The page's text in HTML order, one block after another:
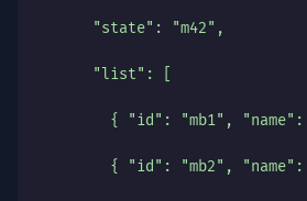
      "state": "m42",
      "list": [
{ "id": "mb1",
{ "id": "mb2",